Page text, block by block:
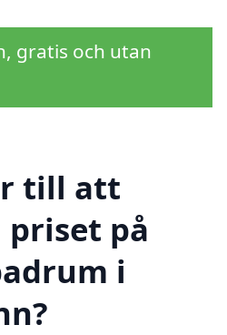
gratis och utan
till att
priset på
i